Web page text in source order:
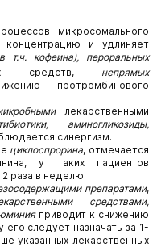
микросомального
концентрацию и удлиняет
т.ч. кофеина), пероральных
средств, непрямых
протромбинового
лекарственными
аминогликозиды,
синергизм.
циклоспрорина, отмечается
у таких пациентов
раза в неделю.
препаратами,
средствами,
приводит к снижению
следует назначать за 1-
указанных лекарственных